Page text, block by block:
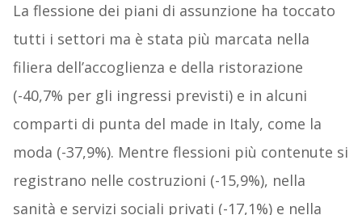
La flessione dei piani di assunzione ha toccato
tutti i settori ma è stata più marcata nella
filiera dell’accoglienza e della ristorazione
(-40,7% per gli ingressi previsti) e in alcuni
comparti di punta del made in Italy, come la
moda (-37,9%). Mentre flessioni più contenute si
registrano nelle costruzioni (-15,9%), nella
sanità e servizi sociali privati (-17,1%) e nella